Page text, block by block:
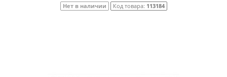
Нет в наличии Код товара: 113184